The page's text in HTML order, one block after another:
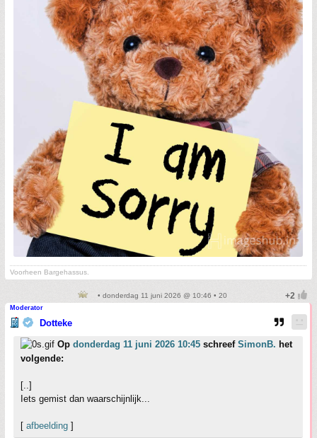
Voorheen Bargehassus.
• donderdag 11 juni 2026 @ 10:46 • 20
Moderator
Dotteke
Op donderdag 11 juni 2026 10:45 schreef SimonB. het
volgende:
[..]
Iets gemist dan waarschijnlijk...
[ afbeelding ]